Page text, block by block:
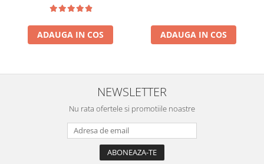
ADAUGA IN COS ADAUGA IN COS
NEWSLETTER
Nu rata ofertele si promotiile noastre